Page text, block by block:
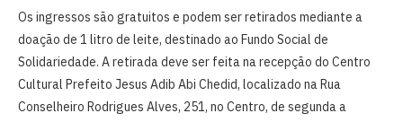
Os ingressos são gratuitos e podem ser retirados mediante a
doação de 1 litro de leite, destinado ao Fundo Social de
Solidariedade. A retirada deve ser feita na recepção do Centro
Cultural Prefeito Jesus Adib Abi Chedid, localizado na Rua
Conselheiro Rodrigues Alves, 251, no Centro, de segunda a